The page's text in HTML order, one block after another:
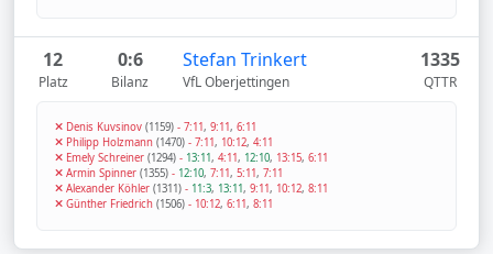
12
Platz
0:6
Bilanz
Stefan Trinkert
VfL Oberjettingen
1335
QTTR
Denis Kuvsinov (1159) - 7:11, 9:11, 6:11
Philipp Holzmann (1470) - 7:11, 10:12, 4:11
Emely Schreiner (1294) - 13:11, 4:11, 12:10, 13:15, 6:11
Armin Spinner (1355) - 12:10, 7:11, 5:11, 7:11
Alexander Köhler (1311) - 11:3, 13:11, 9:11, 10:12, 8:11
Günther Friedrich (1506) - 10:12, 6:11, 8:11